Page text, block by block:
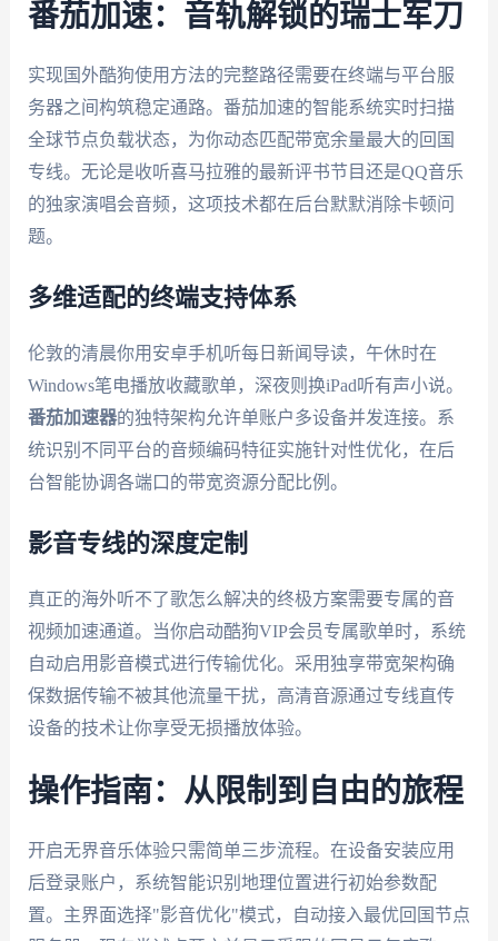
番茄加速：音轨解锁的瑞士军刀
实现国外酷狗使用方法的完整路径需要在终端与平台服
务器之间构筑稳定通路。番茄加速的智能系统实时扫描
全球节点负载状态，为你动态匹配带宽余量最大的回国
专线。无论是收听喜马拉雅的最新评书节目还是QQ音乐
的独家演唱会音频，这项技术都在后台默默消除卡顿问
题。
多维适配的终端支持体系
伦敦的清晨你用安卓手机听每日新闻导读，午休时在
Windows笔电播放收藏歌单，深夜则换iPad听有声小说。
番茄加速器的独特架构允许单账户多设备并发连接。系
统识别不同平台的音频编码特征实施针对性优化，在后
台智能协调各端口的带宽资源分配比例。
影音专线的深度定制
真正的海外听不了歌怎么解决的终极方案需要专属的音
视频加速通道。当你启动酷狗VIP会员专属歌单时，系统
自动启用影音模式进行传输优化。采用独享带宽架构确
保数据传输不被其他流量干扰，高清音源通过专线直传
设备的技术让你享受无损播放体验。
操作指南：从限制到自由的旅程
开启无界音乐体验只需简单三步流程。在设备安装应用
后登录账户，系统智能识别地理位置进行初始参数配
置。主界面选择"影音优化"模式，自动接入最优回国节点